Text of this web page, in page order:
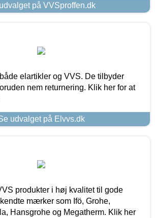
på VVSproffen.dk
elartikler og VVS. De tilbyder
nem returnering. Klik her for at
udvalget på Elvvs.dk
produkter i høj kvalitet til gode
mærker som Ifö, Grohe,
Hansgrohe og Megatherm. Klik her